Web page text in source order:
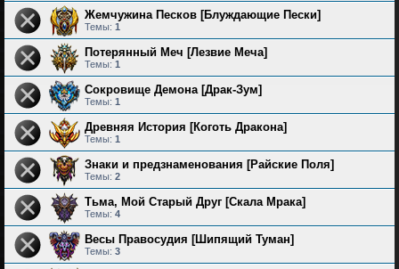
Жемчужина Песков [Блуждающие Пески]
Темы: 1
Потерянный Меч [Лезвие Меча]
Темы: 1
Сокровище Демона [Драк-Зум]
Темы: 1
Древняя История [Коготь Дракона]
Темы: 1
Знаки и предзнаменования [Райские Поля]
Темы: 2
Тьма, Мой Старый Друг [Скала Мрака]
Темы: 4
Весы Правосудия [Шипящий Туман]
Темы: 3